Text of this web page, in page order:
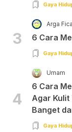
Gaya
3
Arga Fica
6 Cara
Gaya
4
Umam
6 Cara
Agar Kulit
Banget
Gaya